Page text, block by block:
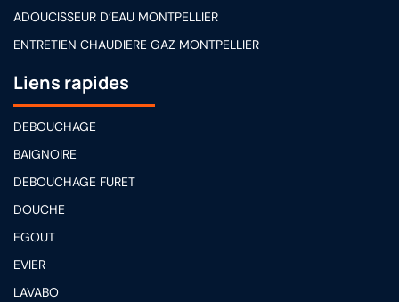
ADOUCISSEUR D’EAU MONTPELLIER
ENTRETIEN CHAUDIERE GAZ MONTPELLIER
Liens rapides
DEBOUCHAGE
BAIGNOIRE
DEBOUCHAGE FURET
DOUCHE
EGOUT
EVIER
LAVABO